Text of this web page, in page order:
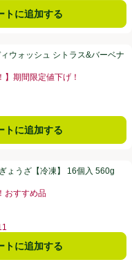
トに追加する
ス&バーベナ 640g
ウォッシュ シトラス&バーベナ
】期間限定値下げ！
トに追加する
個入 560g
ょうざ【冷凍】 16個入 560g
おすすめ品
トに追加する